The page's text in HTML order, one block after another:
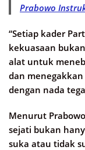
Prabowo
“Setiap kader
kekuasaan
alat untuk
dan
dengan nada
Menurut
sejati bukan
suka atau tidak